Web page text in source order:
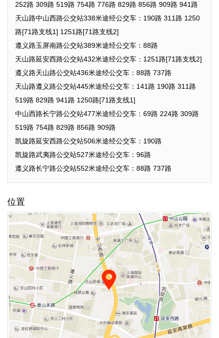
252路 309路 519路 754路 776路 829路 856路 909路 941路
天山路中山西路公交站338米途经公交车：190路 311路 1250
路[71路支线1] 1251路[71路支线2]
遵义路玉屏南路公交站389米途经公交车：88路
天山路延安西路公交站432米途经公交车：1251路[71路支线2]
遵义路天山路公交站436米途经公交车：88路 737路
天山路遵义路公交站445米途经公交车：141路 190路 311路
519路 829路 941路 1250路[71路支线1]
中山西路长宁路公交站477米途经公交车：69路 224路 309路
519路 754路 829路 856路 909路
凯旋路延安西路公交站506米途经公交车：190路
凯旋路武夷路公交站527米途经公交车：96路
遵义路长宁路公交站552米途经公交车：88路 737路
位置